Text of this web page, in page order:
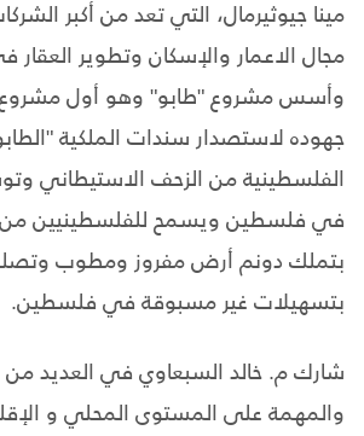
مينا جيوثيرمال، التي تعد من أكبر
مجال الاعمار والإسكان وتطوير
وأسس مشروع "طابو" وهو أول
جهوده لاستصدار سندات الملكية
الفلسطينية من الزحف الاستيطاني
في فلسطين ويسمح للفلسطينيين من
بتملك دونم أرض مفروز ومطوب وتصله
بتسهيلات غير مسبوقة في فلسطين.
شارك م. خالد السبعاوي في العديد من
والمهمة على المستوى المحلي و